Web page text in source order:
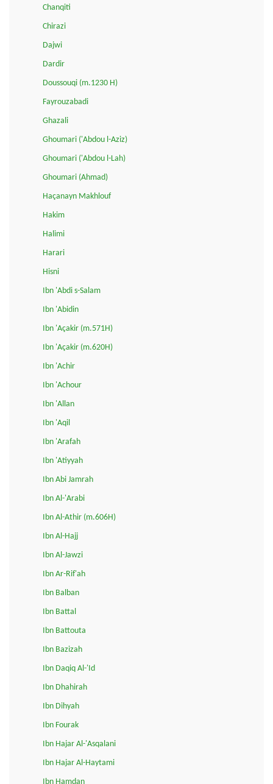
Chanqiti
Chirazi
Dajwi
Dardir
Doussouqi (m.1230 H)
Fayrouzabadi
Ghazali
Ghoumari ('Abdou l-Aziz)
Ghoumari ('Abdou l-Lah)
Ghoumari (Ahmad)
Haçanayn Makhlouf
Hakim
Halimi
Harari
Hisni
Ibn 'Abdi s-Salam
Ibn 'Abidin
Ibn 'Açakir (m.571H)
Ibn 'Açakir (m.620H)
Ibn 'Achir
Ibn 'Achour
Ibn 'Allan
Ibn 'Aqil
Ibn 'Arafah
Ibn 'Atiyyah
Ibn Abi Jamrah
Ibn Al-'Arabi
Ibn Al-Athir (m.606H)
Ibn Al-Hajj
Ibn Al-Jawzi
Ibn Ar-Rif'ah
Ibn Balban
Ibn Battal
Ibn Battouta
Ibn Bazizah
Ibn Daqiq Al-'Id
Ibn Dhahirah
Ibn Dihyah
Ibn Fourak
Ibn Hajar Al-'Asqalani
Ibn Hajar Al-Haytami
Ibn Hamdan